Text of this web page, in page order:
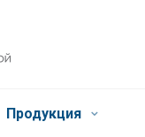
Продукция